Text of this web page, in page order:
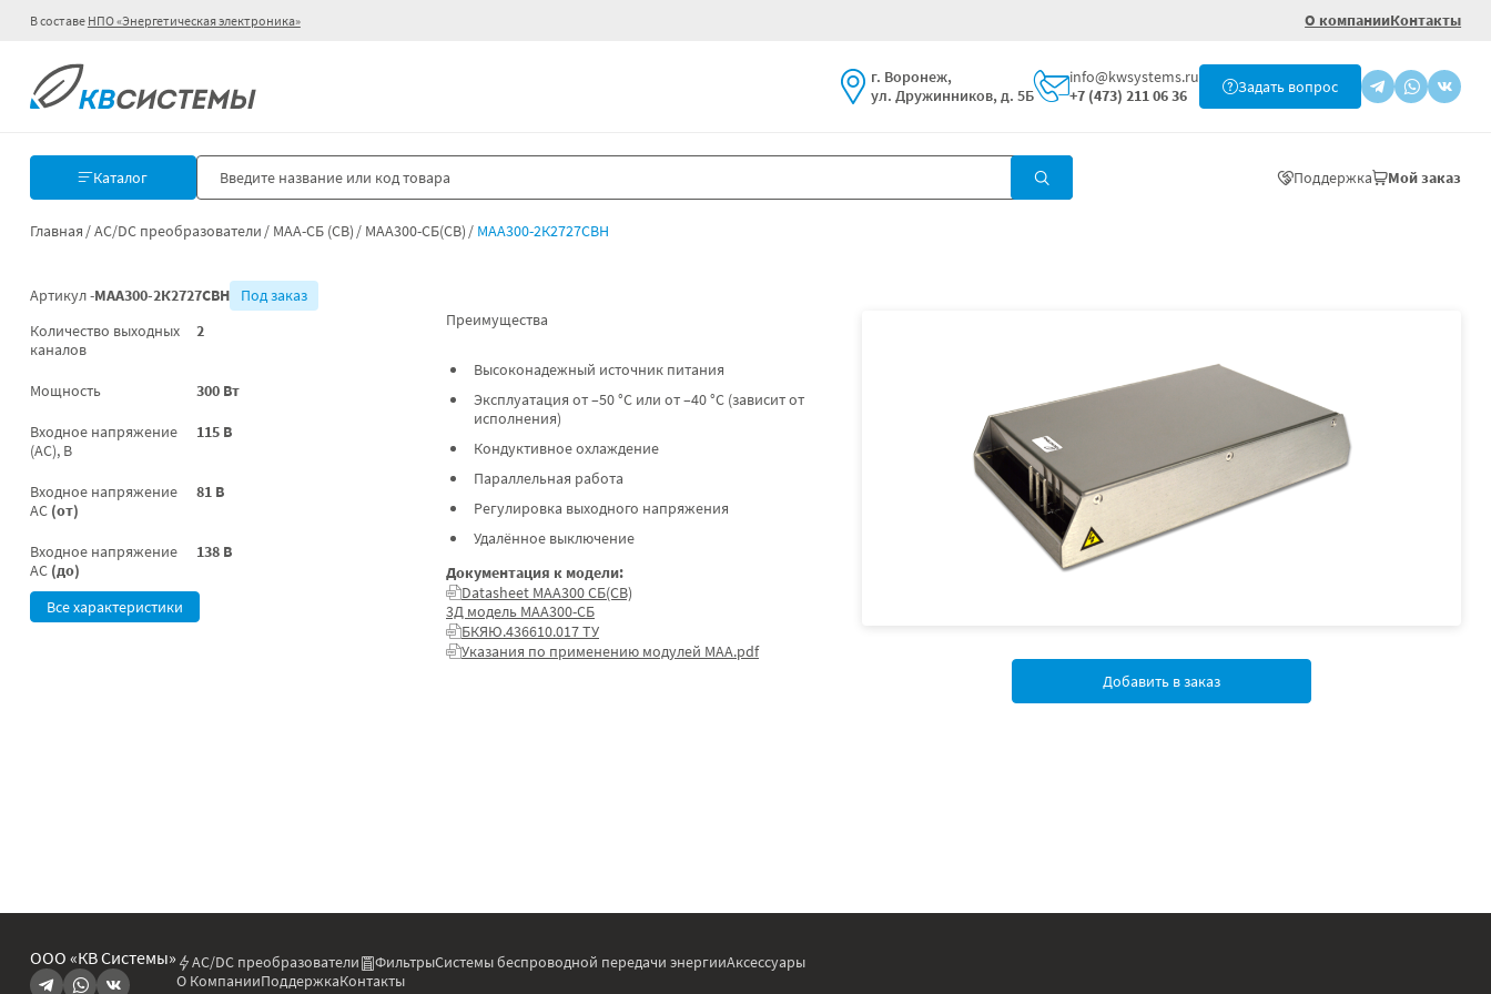
В составе НПО «Энергетическая электроника» О компанииКонтакты
г. Воронеж,
ул. Дружинников, д. 5Б
info@kwsystems.ru
+7 (473) 211 06 36
Задать вопрос
Каталог Поддержка Мой заказ
Главная AC/DC преобразователи МАА-СБ (СВ) МАА300-СБ(СВ) МАА300-2К2727СВН
Артикул -МАА300-2К2727СВН
Под заказ
Количество выходных
каналов
2
Мощность 300 Вт
Входное напряжение
(AC), В
115 В
Входное напряжение
AC (от)
81 В
Входное напряжение
AC (до)
138 В
Все характеристики
Преимущества
Высоконадежный источник питания
Эксплуатация от –50 °C или от –40 °C (зависит от
исполнения)
Кондуктивное охлаждение
Параллельная работа
Регулировка выходного напряжения
Удалённое выключение
Документация к модели:
Datasheet МАА300 СБ(СВ)
3Д модель МАА300-СБ
БКЯЮ.436610.017 ТУ
Указания по применению модулей МАА.pdf
Добавить в заказ
ООО «КВ Системы» AC/DC преобразователи ФильтрыСистемы беспроводной передачи энергииАксессуары
О КомпанииПоддержкаКонтакты